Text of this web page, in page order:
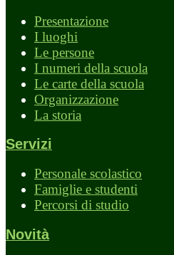
Presentazione
I luoghi
Le persone
I numeri della scuola
Le carte della scuola
Organizzazione
La storia
Servizi
Personale scolastico
Famiglie e studenti
Percorsi di studio
Novità